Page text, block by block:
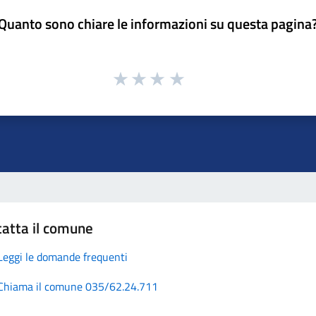
sono chiare le informazioni su questa
il comune
le domande frequenti
il comune 035/62.24.711